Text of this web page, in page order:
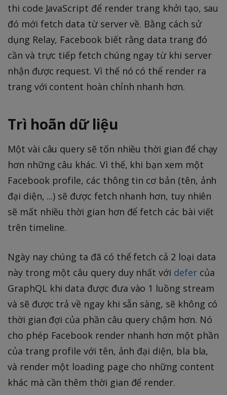
thi code JavaScript để render trang khởi tạo, sau
đó mới fetch data từ server về. Bằng cách sử
dụng Relay, Facebook biết rằng data trang đó
cần và trực tiếp fetch chúng ngay từ khi server
nhận được request. Vì thế nó có thể render ra
trang với content hoàn chỉnh nhanh hơn.
Trì hoãn dữ liệu
Một vài câu query sẽ tốn nhiều thời gian để chạy
hơn những câu khác. Vì thế, khi bạn xem một
Facebook profile, các thông tin cơ bản (tên, ảnh
đại diện, ...) sẽ được fetch nhanh hơn, tuy nhiên
sẽ mất nhiều thời gian hơn để fetch các bài viết
trên timeline.
Ngày nay chúng ta đã có thể fetch cả 2 loại data
này trong một câu query duy nhất với defer của
GraphQL khi data được đưa vào 1 luồng stream
và sẽ được trả về ngay khi sẵn sàng, sẽ không có
thời gian đợi của phần câu query chậm hơn. Nó
cho phép Facebook render nhanh hơn một phần
của trang profile với tên, ảnh đại diện, bla bla,
và render một loading page cho những content
khác mà cần thêm thời gian để render.